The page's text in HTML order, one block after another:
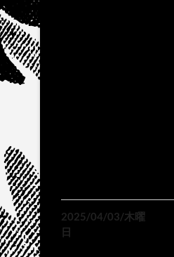
2025/04/03/木曜
日